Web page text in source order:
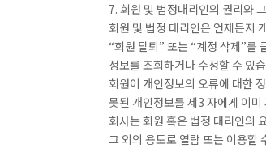
7. 회원 및 법정대리인의 권리와
회원 및 법정 대리인은 언제든지
“회원 탈퇴” 또는 “계정 삭제”를
정보를 조회하거나 수정할 수 있
회원이 개인정보의 오류에 대한
못된 개인정보를 제3 자에게 이
회사는 회원 혹은 법정 대리인의
그 외의 용도로 열람 또는 이용할